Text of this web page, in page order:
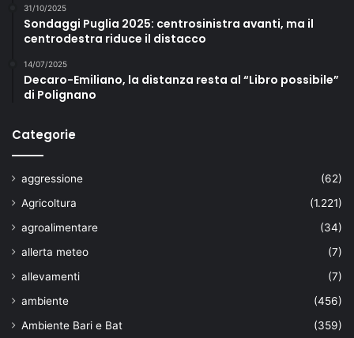
31/10/2025
Sondaggi Puglia 2025: centrosinistra avanti, ma il
centrodestra riduce il distacco
14/07/2025
Decaro-Emiliano, la distanza resta al “Libro possibile”
di Polignano
Categorie
aggressione
(62)
Agricoltura
(1.221)
agroalimentare
(34)
allerta meteo
(7)
allevamenti
(7)
ambiente
(456)
Ambiente Bari e Bat
(359)